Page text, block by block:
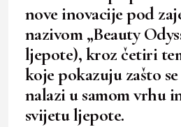
nove inovacije pod
nazivom „Beauty
ljepote), kroz četiri
koje pokazuju zašto
nalazi u samom vrhu
svijetu ljepote.